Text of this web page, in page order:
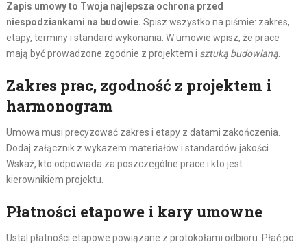
Zapis umowy to Twoja najlepsza ochrona przed
niespodziankami na budowie. Spisz wszystko na piśmie: zakres,
etapy, terminy i standard wykonania. W umowie wpisz, że prace
mają być prowadzone zgodnie z projektem i sztuką budowlaną.
Zakres prac, zgodność z projektem i
harmonogram
Umowa musi precyzować zakres i etapy z datami zakończenia.
Dodaj załącznik z wykazem materiałów i standardów jakości.
Wskaż, kto odpowiada za poszczególne prace i kto jest
kierownikiem projektu.
Płatności etapowe i kary umowne
Ustal płatności etapowe powiązane z protokołami odbioru. Płać po